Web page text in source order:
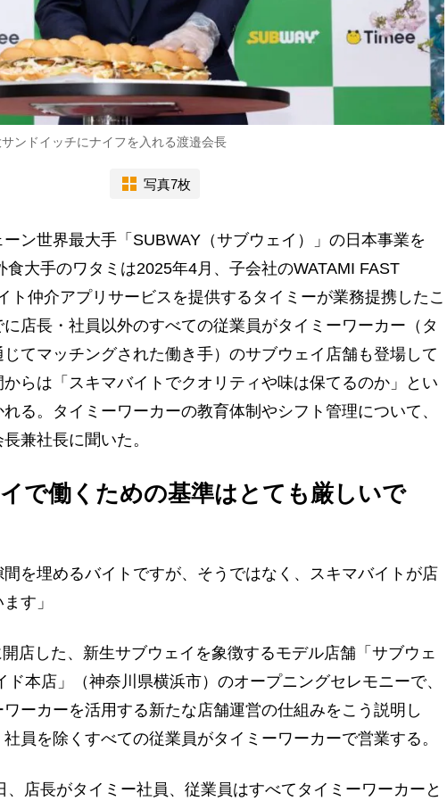
ンドイッチにナイフを入れる渡邉会長
写真7枚
ン世界最大手「SUBWAY（サブウェイ）」の日本事業を
食大手のワタミは2025年4月、子会社のWATAMI FAST
ト仲介アプリサービスを提供するタイミーが業務提携したこ
店長・社員以外のすべての従業員がタイミーワーカー（タ
てマッチングされた働き手）のサブウェイ店舗も登場して
らは「スキマバイトでクオリティや味は保てるのか」とい
る。タイミーワーカーの教育体制やシフト管理について、
兼社長に聞いた。
イで働くための基準はとても厳しいで
間を埋めるバイトですが、そうではなく、スキマバイトが店
す」
店した、新生サブウェイを象徴するモデル店舗「サブウェ
ド本店」（神奈川県横浜市）のオープニングセレモニーで、
ーカーを活用する新たな店舗運営の仕組みをこう説明し
員を除くすべての従業員がタイミーワーカーで営業する。
店長がタイミー社員、従業員はすべてタイミーワーカーと